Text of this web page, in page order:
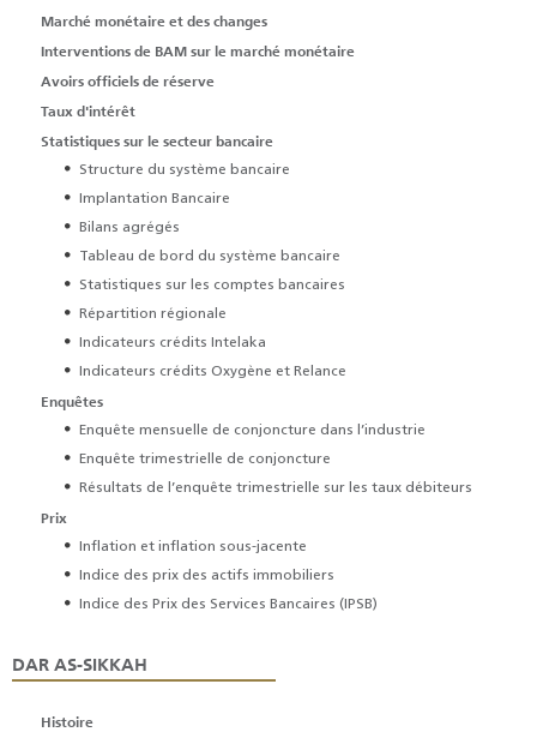
Marché monétaire et des changes
Interventions de BAM sur le marché monétaire
Avoirs officiels de réserve
Taux d'intérêt
Statistiques sur le secteur bancaire
Structure du système bancaire
Implantation Bancaire
Bilans agrégés
Tableau de bord du système bancaire
Statistiques sur les comptes bancaires
Répartition régionale
Indicateurs crédits Intelaka
Indicateurs crédits Oxygène et Relance
Enquêtes
Enquête mensuelle de conjoncture dans l’industrie
Enquête trimestrielle de conjoncture
Résultats de l’enquête trimestrielle sur les taux débiteurs
Prix
Inflation et inflation sous-jacente
Indice des prix des actifs immobiliers
Indice des Prix des Services Bancaires (IPSB)
DAR AS-SIKKAH
Histoire